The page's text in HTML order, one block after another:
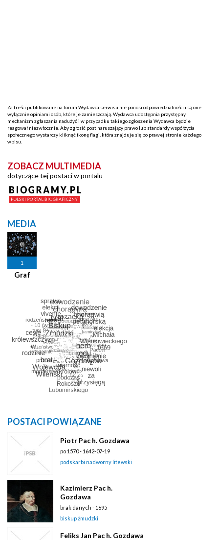
Za treści publikowane na forum Wydawca serwisu nie ponosi odpowiedzialności i są one
wyłącznie opiniami osób, które je zamieszczają. Wydawca udostępnia przystępny
mechanizm zgłaszania nadużyć i w przypadku takiego zgłoszenia Wydawca będzie
reagował niezwłocznie. Aby zgłosić post naruszający prawo lub standardy współżycia
społecznego wystarczy kliknąć ikonę flagi, która znajduje się po prawej stronie każdego
wpisu.
ZOBACZ MULTIMEDIA
dotyczące tej postaci w portalu
MEDIA
1
Graf
POSTACI POWIĄZANE
Piotr Pac h. Gozdawa
po 1570 - 1642-07-19
podskarbi nadworny litewski
Kazimierz Pac h.
Gozdawa
brak danych - 1695
biskup żmudzki
Feliks Jan Pac h. Gozdawa